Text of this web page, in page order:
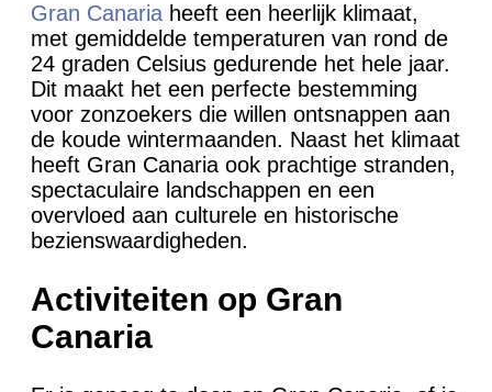
Gran Canaria heeft een heerlijk klimaat,
met gemiddelde temperaturen van rond de
24 graden Celsius gedurende het hele jaar.
Dit maakt het een perfecte bestemming
voor zonzoekers die willen ontsnappen aan
de koude wintermaanden. Naast het klimaat
heeft Gran Canaria ook prachtige stranden,
spectaculaire landschappen en een
overvloed aan culturele en historische
bezienswaardigheden.
Activiteiten op Gran
Canaria